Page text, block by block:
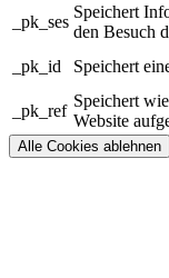
_pk_ses
Speichert
den Besuch
_pk_id Speichert
_pk_ref
Speichert
Website
Alle Cookies ablehnen